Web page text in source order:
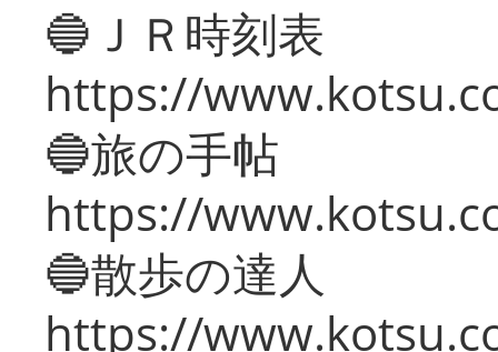
🔵ＪＲ時刻表
https://
🔵旅の手帖
https://
🔵散歩の達人
https://